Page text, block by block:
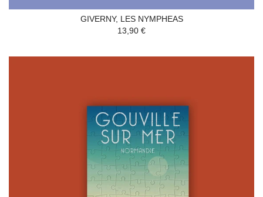
GIVERNY, LES NYMPHEAS
13,90 €